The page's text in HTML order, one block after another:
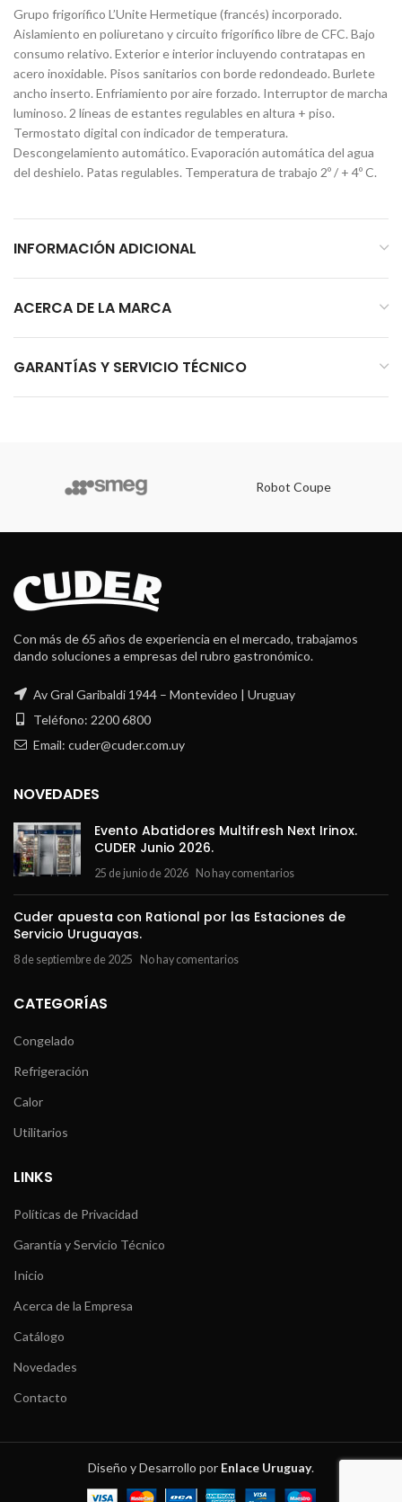
Grupo frigorífico L’Unite Hermetique (francés) incorporado.
Aislamiento en poliuretano y circuito frigorífico libre de CFC. Bajo
consumo relativo. Exterior e interior incluyendo contratapas en
acero inoxidable. Pisos sanitarios con borde redondeado. Burlete
ancho inserto. Enfriamiento por aire forzado. Interruptor de marcha
luminoso. 2 líneas de estantes regulables en altura + piso.
Termostato digital con indicador de temperatura.
Descongelamiento automático. Evaporación automática del agua
del deshielo. Patas regulables. Temperatura de trabajo 2º / + 4º C.
INFORMACIÓN ADICIONAL
ACERCA DE LA MARCA
GARANTÍAS Y SERVICIO TÉCNICO
Robot Coupe
Con más de 65 años de experiencia en el mercado, trabajamos
dando soluciones a empresas del rubro gastronómico.
Av Gral Garibaldi 1944 – Montevideo | Uruguay
Teléfono: 2200 6800
Email: cuder@cuder.com.uy
NOVEDADES
Evento Abatidores Multifresh Next Irinox.
CUDER Junio 2026.
25 de junio de 2026 No hay comentarios
Cuder apuesta con Rational por las Estaciones de
Servicio Uruguayas.
8 de septiembre de 2025 No hay comentarios
CATEGORÍAS
Congelado
Refrigeración
Calor
Utilitarios
LINKS
Políticas de Privacidad
Garantía y Servicio Técnico
Inicio
Acerca de la Empresa
Catálogo
Novedades
Contacto
Diseño y Desarrollo por Enlace Uruguay.